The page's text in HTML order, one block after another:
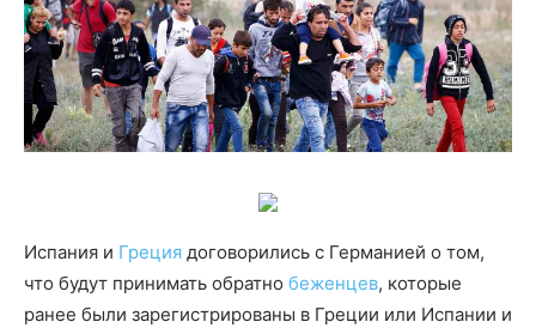
Испания и Греция договорились с Германией о том,
что будут принимать обратно беженцев, которые
ранее были зарегистрированы в Греции или Испании и